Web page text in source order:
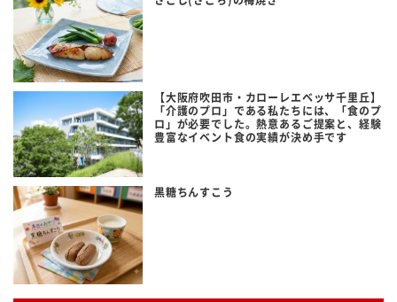
【大阪府吹田市・カローレエベッサ千里丘】
「介護のプロ」である私たちには、「食のプ
ロ」が必要でした。熱意あるご提案と、経験
豊富なイベント食の実績が決め手です
黒糖ちんすこう